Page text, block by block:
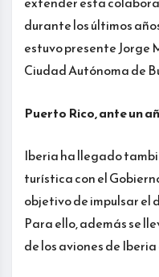
durante los últimos
estuvo presente Jorge
Ciudad Autónoma de
Puerto Rico, ante un
Iberia ha llegado
turística con el
objetivo de impulsar el
Para ello, además se
de los aviones de